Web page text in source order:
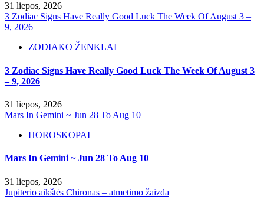
31 liepos, 2026
3 Zodiac Signs Have Really Good Luck The Week Of August 3 –
9, 2026
ZODIAKO ŽENKLAI
3 Zodiac Signs Have Really Good Luck The Week Of August 3
– 9, 2026
31 liepos, 2026
Mars In Gemini ~ Jun 28 To Aug 10
HOROSKOPAI
Mars In Gemini ~ Jun 28 To Aug 10
31 liepos, 2026
Jupiterio aikštės Chironas – atmetimo žaizda